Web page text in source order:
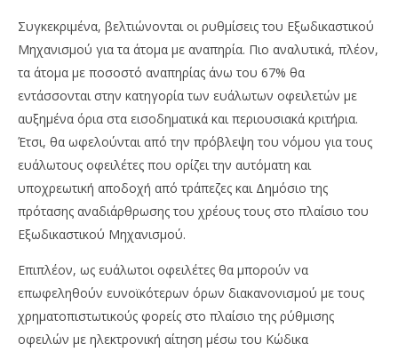
Συγκεκριμένα, βελτιώνονται οι ρυθμίσεις του Εξωδικαστικού
Μηχανισμού για τα άτομα με αναπηρία. Πιο αναλυτικά, πλέον,
τα άτομα με ποσοστό αναπηρίας άνω του 67% θα
εντάσσονται στην κατηγορία των ευάλωτων οφειλετών με
αυξημένα όρια στα εισοδηματικά και περιουσιακά κριτήρια.
Έτσι, θα ωφελούνται από την πρόβλεψη του νόμου για τους
ευάλωτους οφειλέτες που ορίζει την αυτόματη και
υποχρεωτική αποδοχή από τράπεζες και Δημόσιο της
πρότασης αναδιάρθρωσης του χρέους τους στο πλαίσιο του
Εξωδικαστικού Μηχανισμού.
Επιπλέον, ως ευάλωτοι οφειλέτες θα μπορούν να
επωφεληθούν ευνοϊκότερων όρων διακανονισμού με τους
χρηματοπιστωτικούς φορείς στο πλαίσιο της ρύθμισης
οφειλών με ηλεκτρονική αίτηση μέσω του Κώδικα